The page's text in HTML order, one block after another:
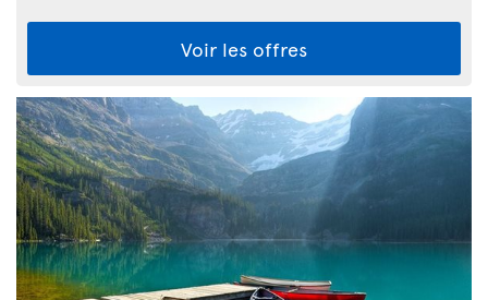
Voir les offres